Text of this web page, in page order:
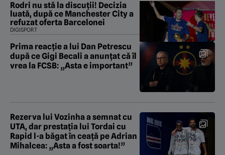
Rodri nu stă la discuții! Decizia
luată, după ce Manchester City a
refuzat oferta Barcelonei
DIGISPORT
Prima reacție a lui Dan Petrescu
după ce Gigi Becali a anunțat că îl
vrea la FCSB: „Asta e important”
Rezerva lui Vozinha a semnat cu
UTA, dar prestația lui Tordai cu
Rapid l-a băgat în ceață pe Adrian
Mihalcea: „Asta a fost soarta!”